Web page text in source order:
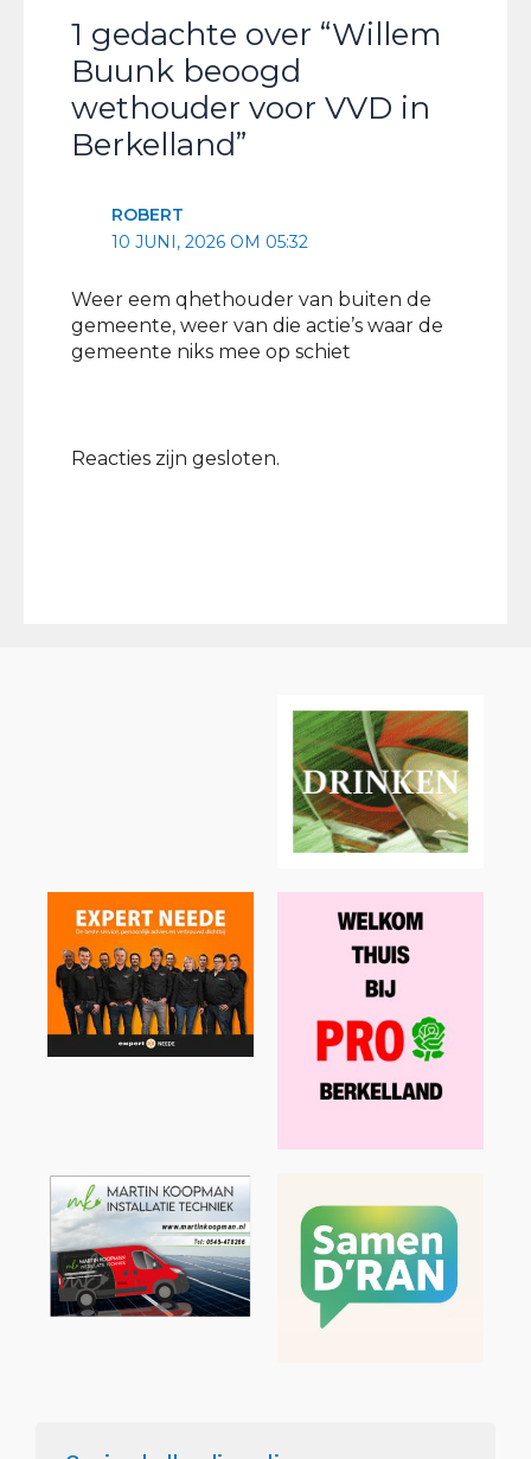
1 gedachte over “Willem
Buunk beoogd
wethouder voor VVD in
Berkelland”
ROBERT
10 JUNI, 2026 OM 05:32
Weer eem qhethouder van buiten de
gemeente, weer van die actie’s waar de
gemeente niks mee op schiet
Reacties zijn gesloten.